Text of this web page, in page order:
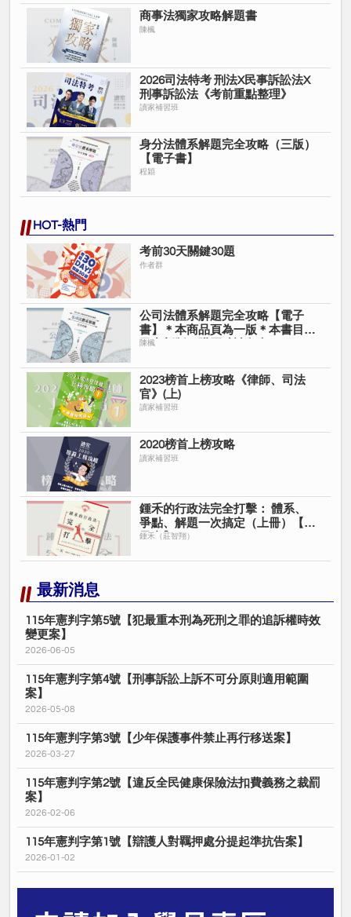
商事法獨家攻略解題書
陳楓
2026司法特考 刑法X民事訴訟法X
刑事訴訟法《考前重點整理》
讀家補習班
身分法體系解題完全攻略（三版）
【電子書】
程穎
HOT-熱門
考前30天關鍵30題
作者群
公司法體系解題完全攻略【電子
書】＊本商品頁為一版＊本書目前
已出新版＊購買時請留意＊
陳楓
2023榜首上榜攻略《律師、司法
官》(上)
讀家補習班
2020榜首上榜攻略
讀家補習班
鍾禾的行政法完全打擊： 體系、
爭點、解題一次搞定（上冊）【電
子書】
鍾禾（莊智翔）
最新消息
115年憲判字第5號【犯最重本刑為死刑之罪的追訴權時效
變更案】
2026-06-05
115年憲判字第4號【刑事訴訟上訴不可分原則適用範圍
案】
2026-05-08
115年憲判字第3號【少年保護事件禁止再行移送案】
2026-03-27
115年憲判字第2號【違反全民健康保險法扣費義務之裁罰
案】
2026-02-06
115年憲判字第1號【辯護人對羈押處分提起準抗告案】
2026-01-02